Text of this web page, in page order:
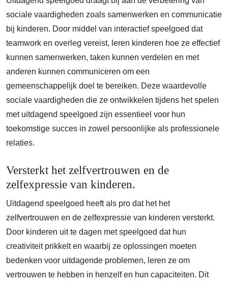
sociale vaardigheden zoals samenwerken en communicatie
bij kinderen. Door middel van interactief speelgoed dat
teamwork en overleg vereist, leren kinderen hoe ze effectief
kunnen samenwerken, taken kunnen verdelen en met
anderen kunnen communiceren om een
gemeenschappelijk doel te bereiken. Deze waardevolle
sociale vaardigheden die ze ontwikkelen tijdens het spelen
met uitdagend speelgoed zijn essentieel voor hun
toekomstige succes in zowel persoonlijke als professionele
relaties.
Versterkt het zelfvertrouwen en de
zelfexpressie van kinderen.
Uitdagend speelgoed heeft als pro dat het het
zelfvertrouwen en de zelfexpressie van kinderen versterkt.
Door kinderen uit te dagen met speelgoed dat hun
creativiteit prikkelt en waarbij ze oplossingen moeten
bedenken voor uitdagende problemen, leren ze om
vertrouwen te hebben in henzelf en hun capaciteiten. Dit